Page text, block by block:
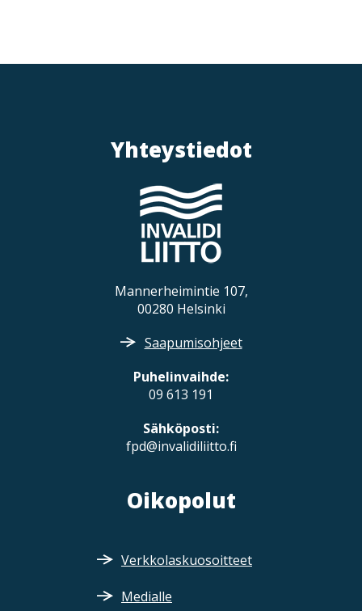
Yhteystiedot
Mannerheimintie 107,
00280 Helsinki
Saapumisohjeet
Puhelinvaihde:
09 613 191
Sähköposti:
fpd@invalidiliitto.fi
Oikopolut
Verkkolaskuosoitteet
Medialle